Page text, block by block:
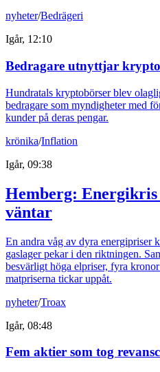
nyheter/Bedrägeri
Igår, 12:10
Bedragare utnyttjar
Hundratals kryptobörser blev
bedragare som myndigheter med
kunder på deras pengar.
krönika/Inflation
Igår, 09:38
Hemberg:
väntar
En andra våg av dyra energipriser
gaslager pekar i den riktningen.
besvärligt höga elpriser, fyra
matpriserna tickar uppåt.
nyheter/Troax
Igår, 08:48
Fem aktier som tog